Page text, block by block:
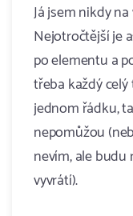
Já jsem nikdy
Nejotročtější je
po elementu a
třeba každý
jednom řádku,
nepomůžou
nevím, ale
vyvrátí).